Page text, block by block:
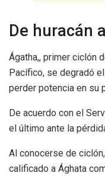
De huracán
Ágatha,, primer ciclón
Pacífico, se degradó
perder potencia en su
De acuerdo con el
el último ante la
Al conocerse de
calificado a Ághata